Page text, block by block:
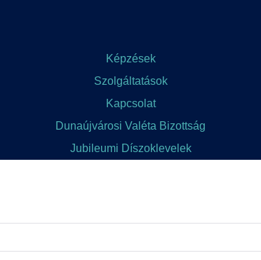
Képzések
Szolgáltatások
Kapcsolat
Dunaújvárosi Valéta Bizottság
Jubileumi Díszoklevelek